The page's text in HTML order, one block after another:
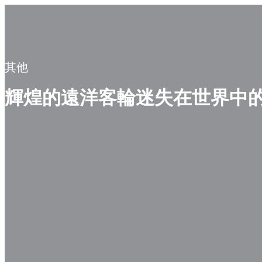
其他
輝煌的遠洋客輪迷失在世界中